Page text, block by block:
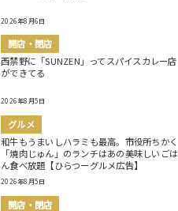
2026年8月6日
開店・閉店
西禁野に「SUNZEN」ってスパイスカレー店
ができてる
2026年8月5日
グルメ
和牛もうまいしハラミも最高。市役所ちかく
「焼肉じゅん」のランチはあの美味しいごは
ん食べ放題【ひらつーグルメ広告】
2026年8月5日
開店・閉店